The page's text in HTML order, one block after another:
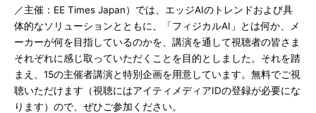
／主催：EE Times Japan）では、エッジAIのトレンドおよび具
体的なソリューションとともに、「フィジカルAI」とは何か、メ
ーカーが何を目指しているのかを、講演を通して視聴者の皆さま
それぞれに感じ取っていただくことを目的としました。それを踏
まえ、15の主催者講演と特別企画を用意しています。無料でご視
聴いただけます（視聴にはアイティメディアIDの登録が必要にな
ります）ので、ぜひご参加ください。